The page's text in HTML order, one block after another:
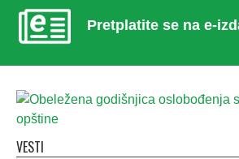
Pretplatite se na e-
VESTI